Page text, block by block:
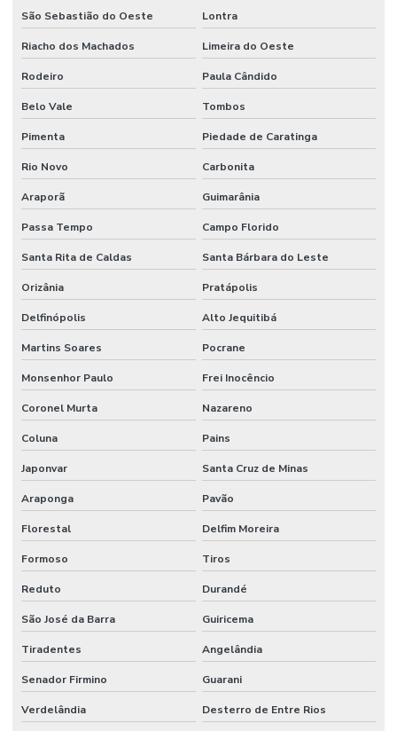
São Sebastião do Oeste Lontra
Riacho dos Machados Limeira do Oeste
Rodeiro Paula Cândido
Belo Vale Tombos
Pimenta Piedade de Caratinga
Rio Novo Carbonita
Araporã Guimarânia
Passa Tempo Campo Florido
Santa Rita de Caldas Santa Bárbara do Leste
Orizânia Pratápolis
Delfinópolis Alto Jequitibá
Martins Soares Pocrane
Monsenhor Paulo Frei Inocêncio
Coronel Murta Nazareno
Coluna Pains
Japonvar Santa Cruz de Minas
Araponga Pavão
Florestal Delfim Moreira
Formoso Tiros
Reduto Durandé
São José da Barra Guiricema
Tiradentes Angelândia
Senador Firmino Guarani
Verdelândia Desterro de Entre Rios